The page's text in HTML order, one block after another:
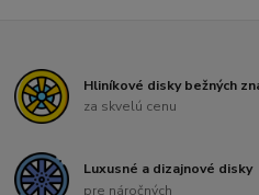
Hliníkové disky bežných
za skvelú cenu
Luxusné a dizajnové disky
pre náročných